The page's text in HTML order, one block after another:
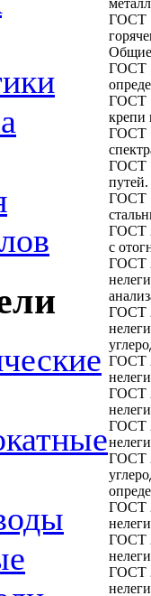
ГОСТ
Общие
ГОСТ
ГОСТ
крепи
ГОСТ
ГОСТ
ГОСТ
ГОСТ
с
ГОСТ
ГОСТ
ГОСТ
ГОСТ
ГОСТ
ГОСТ
ГОСТ
ГОСТ
ГОСТ